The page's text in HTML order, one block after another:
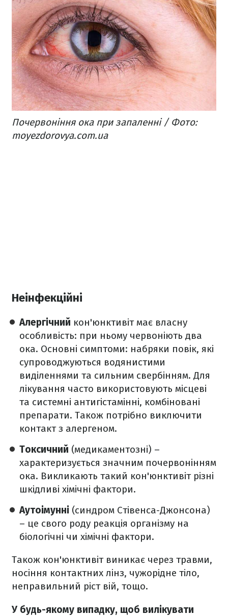
Почервоніння ока при запаленні / Фото:
moyezdorovya.com.ua
Неінфекційні
Алергічний кон'юнктивіт має власну
особливість: при ньому червоніють два
ока. Основні симптоми: набряки повік, які
супроводжуються водянистими
виділеннями та сильним свербінням. Для
лікування часто використовують місцеві
та системні антигістамінні, комбіновані
препарати. Також потрібно виключити
контакт з алергеном.
Токсичний (медикаментозні) –
характеризується значним почервонінням
ока. Викликають такий кон'юнктивіт різні
шкідливі хімічні фактори.
Аутоімунні (синдром Стівенса-Джонсона)
– це свого роду реакція організму на
біологічні чи хімічні фактори.
Також кон'юнктивіт виникає через травми,
носіння контактних лінз, чужорідне тіло,
неправильний ріст вій, тощо.
У будь-якому випадку, щоб вилікувати